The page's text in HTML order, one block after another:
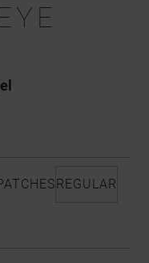
REGULAR